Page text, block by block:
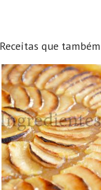
Receitas que
8 Doses
8
45Min